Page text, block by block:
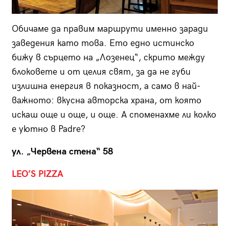
Обичаме да правим маршрути именно заради
заведения като това. Ето едно истинско
бижу в сърцето на „Лозенец“, скрито между
блоковете и от целия свят, за да не губи
излишна енергия в показност, а само в най-
важното: вкусна авторска храна, от която
искаш още и още, и още. А споменахме ли колко
е уютно в Padre?
ул. „Червена стена“ 58
LEO’S PIZZA